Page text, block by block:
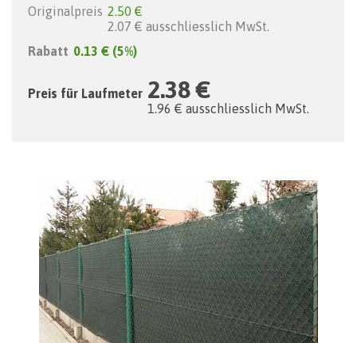
Originalpreis 2.50 €
2.07 € ausschliesslich MwSt.
Rabatt 0.13 € (5%)
Preis für Laufmeter 2.38 €
1.96 € ausschliesslich MwSt.